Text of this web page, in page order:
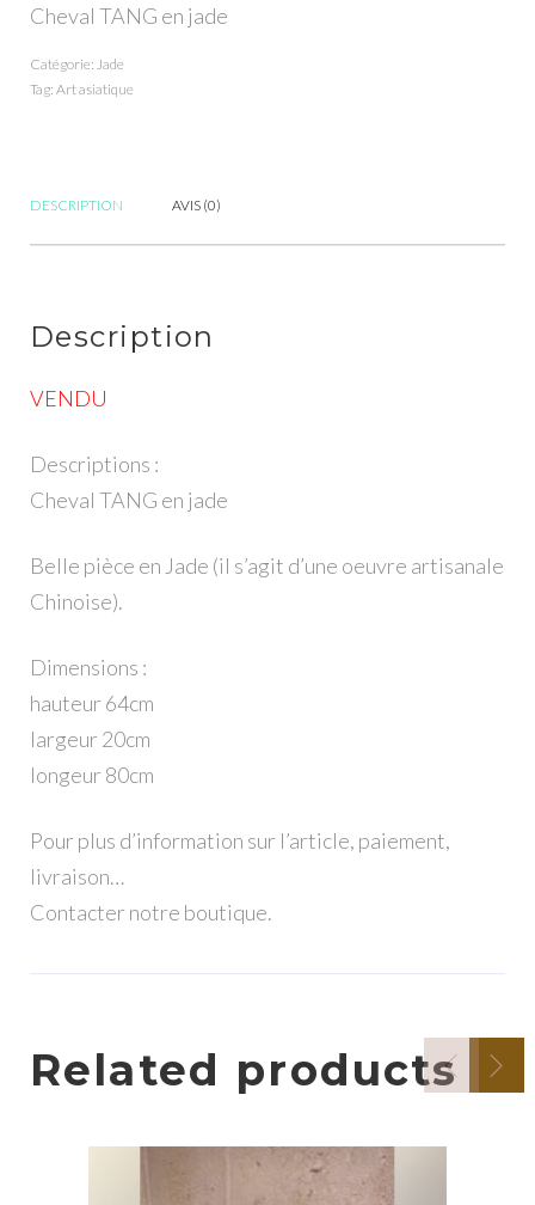
Cheval TANG en jade
Catégorie: Jade
Tag: Art asiatique
DESCRIPTION AVIS (0)
Description
VENDU
Descriptions :
Cheval TANG en jade
Belle pièce en Jade (il s’agit d’une oeuvre artisanale
Chinoise).
Dimensions :
hauteur 64cm
largeur 20cm
longeur 80cm
Pour plus d’information sur l’article, paiement,
livraison…
Contacter notre boutique.
Related products